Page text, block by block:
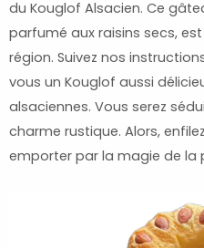
du Kouglof Alsacien. Ce
parfumé aux raisins secs,
région. Suivez nos
vous un Kouglof aussi
alsaciennes. Vous serez
charme rustique. Alors,
emporter par la magie de la